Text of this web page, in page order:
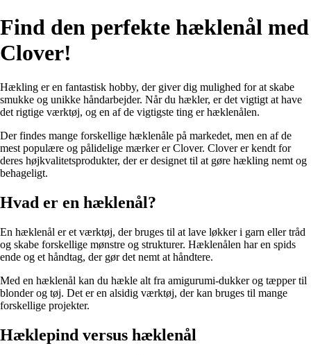
Find den perfekte hæklenål med
Clover!
Hækling er en fantastisk hobby, der giver dig mulighed for at skabe
smukke og unikke håndarbejder. Når du hækler, er det vigtigt at have
det rigtige værktøj, og en af de vigtigste ting er hæklenålen.
Der findes mange forskellige hæklenåle på markedet, men en af de
mest populære og pålidelige mærker er Clover. Clover er kendt for
deres højkvalitetsprodukter, der er designet til at gøre hækling nemt og
behageligt.
Hvad er en hæklenål?
En hæklenål er et værktøj, der bruges til at lave løkker i garn eller tråd
og skabe forskellige mønstre og strukturer. Hæklenålen har en spids
ende og et håndtag, der gør det nemt at håndtere.
Med en hæklenål kan du hækle alt fra amigurumi-dukker og tæpper til
blonder og tøj. Det er en alsidig værktøj, der kan bruges til mange
forskellige projekter.
Hæklepind versus hæklenål